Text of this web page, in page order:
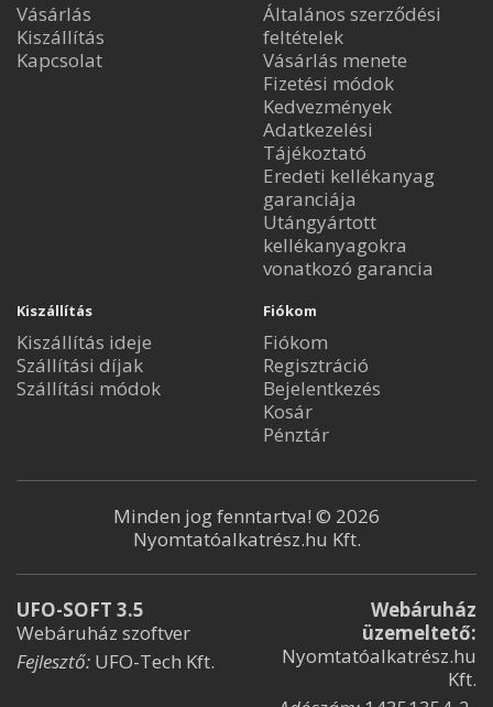
Vásárlás
Kiszállítás
Kapcsolat
Általános szerződési
feltételek
Vásárlás menete
Fizetési módok
Kedvezmények
Adatkezelési
Tájékoztató
Eredeti kellékanyag
garanciája
Utángyártott
kellékanyagokra
vonatkozó garancia
Kiszállítás
Kiszállítás ideje
Szállítási díjak
Szállítási módok
Fiókom
Fiókom
Regisztráció
Bejelentkezés
Kosár
Pénztár
Minden jog fenntartva! © 2026
Nyomtatóalkatrész.hu Kft.
UFO-SOFT 3.5
Webáruház szoftver
Fejlesztő: UFO-Tech Kft.
Webáruház
üzemeltető:
Nyomtatóalkatrész.hu
Kft.